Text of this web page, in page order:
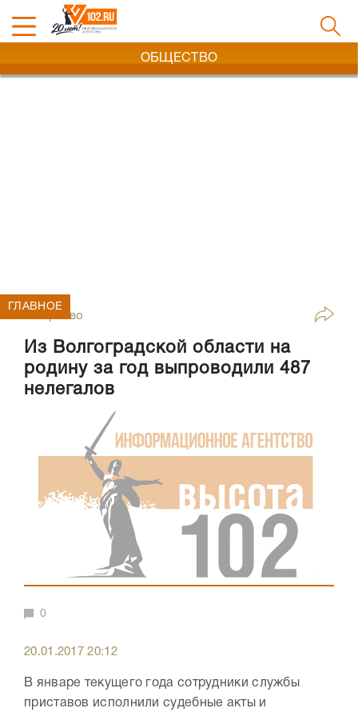
ОБЩЕСТВО
Общество
Из Волгоградской области на
родину за год выпроводили 487
нелегалов
ГЛАВНОЕ
0
20.01.2017 20:12
В январе текущего года сотрудники службы
приставов исполнили судебные акты и